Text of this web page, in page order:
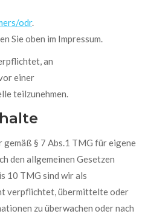
odr.
Sie oben im Impressum.
an
einer
teilzunehmen.
§ 7 Abs.1 TMG für eigene
den allgemeinen Gesetzen
10 TMG sind wir als
verpflichtet, übermittelte oder
zu überwachen oder nach